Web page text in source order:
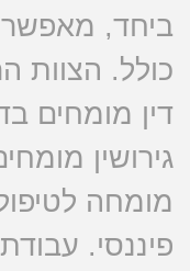
ביחד,
כולל. הצוות
דין מומחים
גירושין
מומחה
פיננסי.